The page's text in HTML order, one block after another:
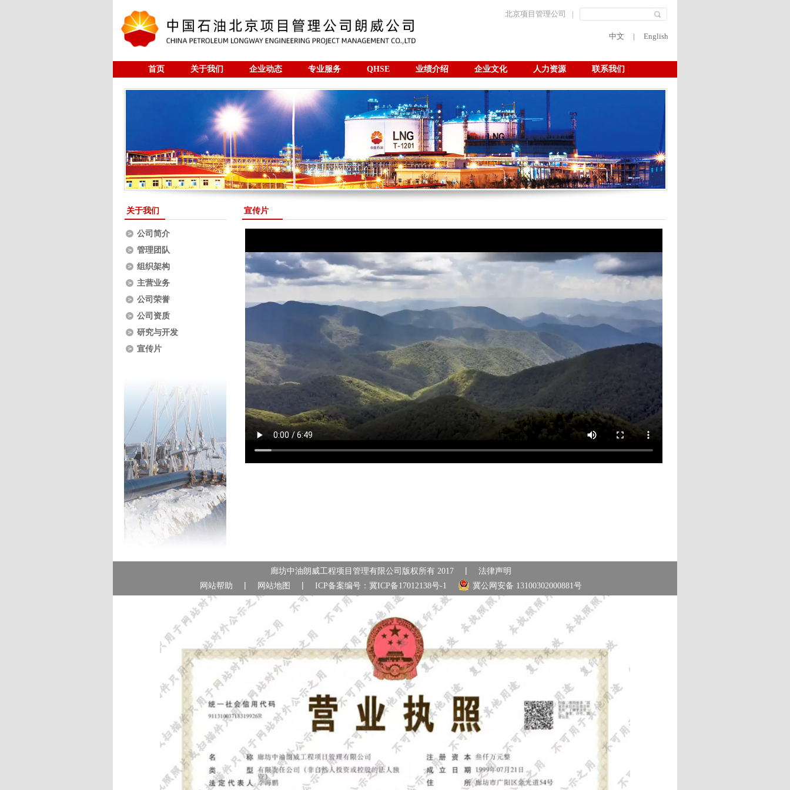
北京项目管理公司 |
中文 | English
首页 关于我们 企业动态 专业服务 QHSE 业绩介绍 企业文化 人力资源
联系我们
关于我们
公司简介
管理团队
组织架构
主营业务
公司荣誉
公司资质
研究与开发
宣传片
宣传片
廊坊中油朗威工程项目管理有限公司版权所有 2017 |
法律声明
网站帮助
| 网站地图 | ICP备案编号： 冀ICP备17012138号-1 冀公网安备 13100302000881号